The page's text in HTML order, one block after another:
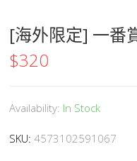
[海外限定] 一番
$320
Availability: In Stock
SKU: 4573102591067